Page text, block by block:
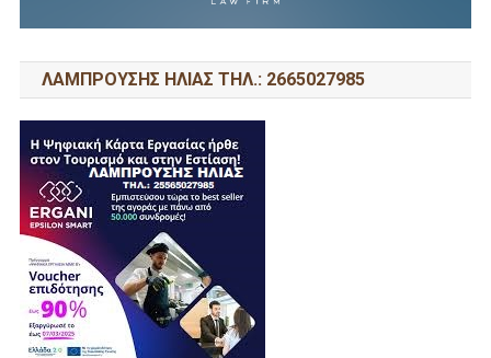
ΛΑΜΠΡΟΥΣΗΣ ΗΛΙΑΣ ΤΗΛ.: 2665027985